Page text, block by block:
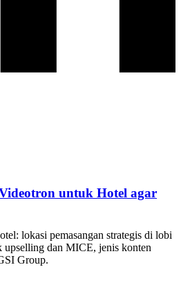
untuk Hotel agar
lokasi pemasangan strategis di lobi
upselling dan MICE, jenis konten
Group.